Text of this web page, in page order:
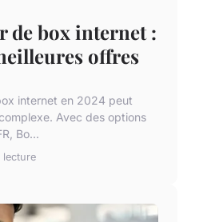
de box internet :
offres
internet en 2024 peut
Avec des options
Bo...
lecture